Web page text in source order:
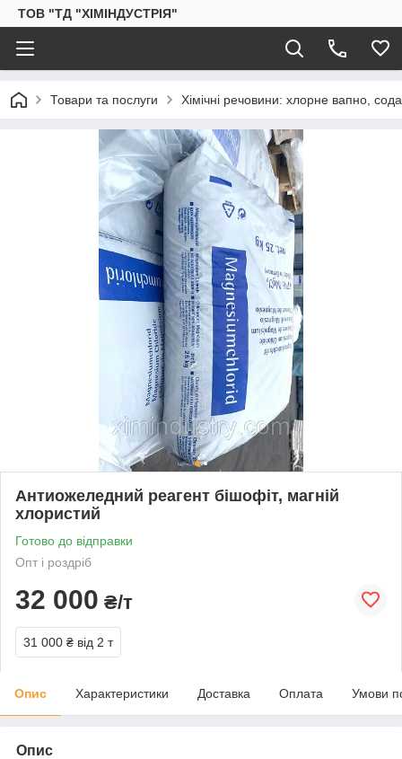
ТОВ "ТД "ХІМІНДУСТРІЯ"
Товари та послуги Хімічні речовини: хлорне вапно,
Антиожеледний реагент бішофіт, магній
хлористий
Готово до відправки
Опт і роздріб
32 000 ₴/т
31 000 ₴ від 2 т
Опис Характеристики Доставка Оплата Умови
Опис